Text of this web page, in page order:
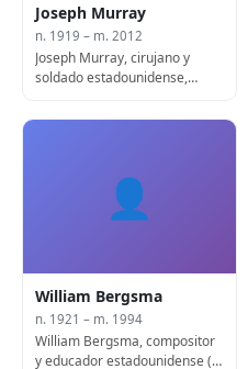
Joseph Murray
n. 1919 – m. 2012
Joseph Murray, cirujano y
soldado estadounidense,
1919)
👤
William Bergsma
n. 1921 – m. 1994
William Bergsma, compositor
y educador estadounidense (f.